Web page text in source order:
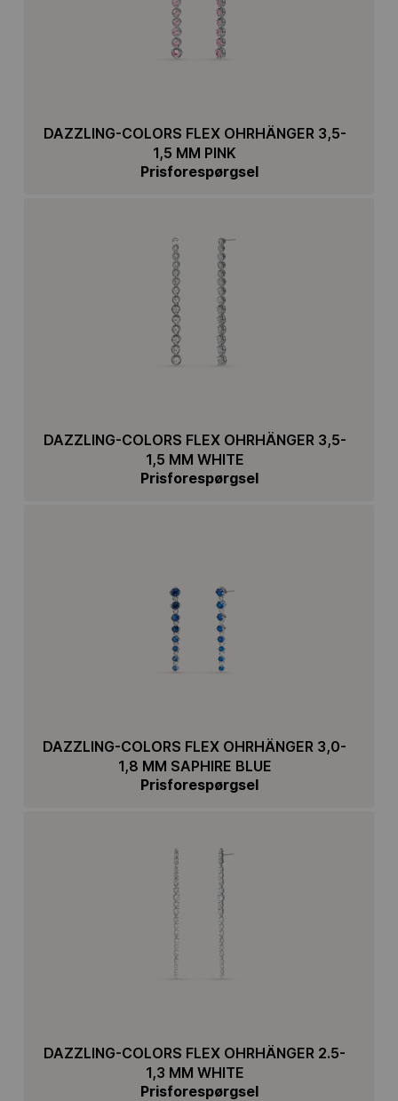
DAZZLING-COLORS FLEX OHRHÄNGER 3,5-
1,5 MM PINK
Prisforespørgsel
DAZZLING-COLORS FLEX OHRHÄNGER 3,5-
1,5 MM WHITE
Prisforespørgsel
DAZZLING-COLORS FLEX OHRHÄNGER 3,0-
1,8 MM SAPHIRE BLUE
Prisforespørgsel
DAZZLING-COLORS FLEX OHRHÄNGER 2.5-
1,3 MM WHITE
Prisforespørgsel